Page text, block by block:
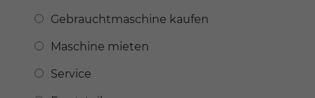
Gebrauchtmaschine kaufen
Maschine mieten
Service